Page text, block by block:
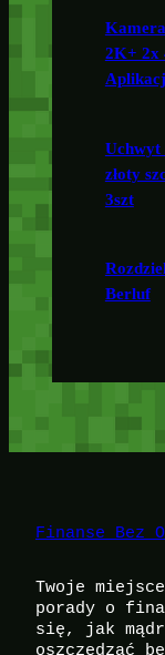
2K+ 2x
Uchwyt
złoty
3szt
Berluf
Finanse Bez
Twoje
porady o
się, jak
oszczędzać